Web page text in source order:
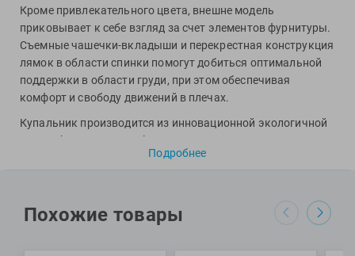
Кроме привлекательного цвета, внешне модель
приковывает к себе взгляд за счет элементов фурнитуры.
Съемные чашечки-вкладыши и перекрестная конструкция
лямок в области спинки помогут добиться оптимальной
поддержки в области груди, при этом обеспечивая
комфорт и свободу движений в плечах.
Купальник производится из инновационной экологичной
ткани Shape Comprex Ultra с применением технологии
Creora HighClo: за счет этого модель обладает
после долгого использования. Вплетаемые в структуру
ткани нейлоновые волокна сделаны полностью из
Подробнее
Похожие товары